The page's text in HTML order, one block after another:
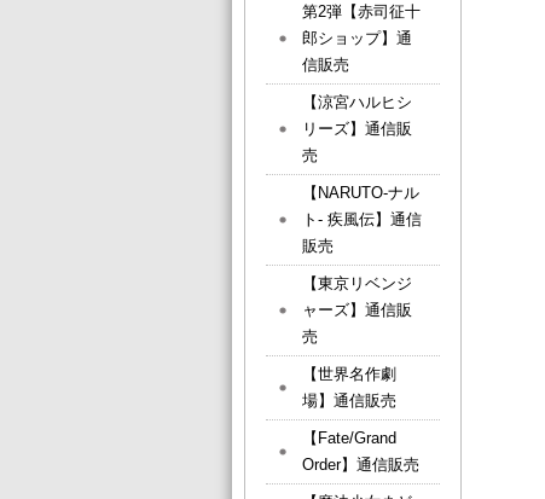
第2弾【赤司征十
郎ショップ】通
信販売
【涼宮ハルヒシ
リーズ】通信販
売
【NARUTO-ナル
ト- 疾風伝】通信
販売
【東京リベンジ
ャーズ】通信販
売
【世界名作劇
場】通信販売
【Fate/Grand
Order】通信販売